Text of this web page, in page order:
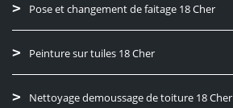
Pose et changement de faitage 18 Cher
Peinture sur tuiles 18 Cher
Nettoyage demoussage de toiture 18 Cher